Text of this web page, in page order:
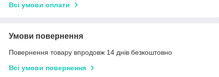
Всі умови оплати
Умови повернення
Повернення товару впродовж 14 днів безкоштовно
Всі умови повернення